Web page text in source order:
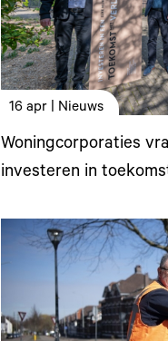
16 apr | Nieuws
Woningcorporaties
investeren in